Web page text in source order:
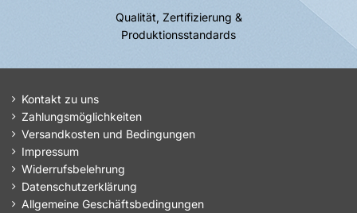
Qualität, Zertifizierung &
Produktionsstandards
Kontakt zu uns
Zahlungsmöglichkeiten
Versandkosten und Bedingungen
Impressum
Widerrufsbelehrung
Datenschutzerklärung
Allgemeine Geschäftsbedingungen